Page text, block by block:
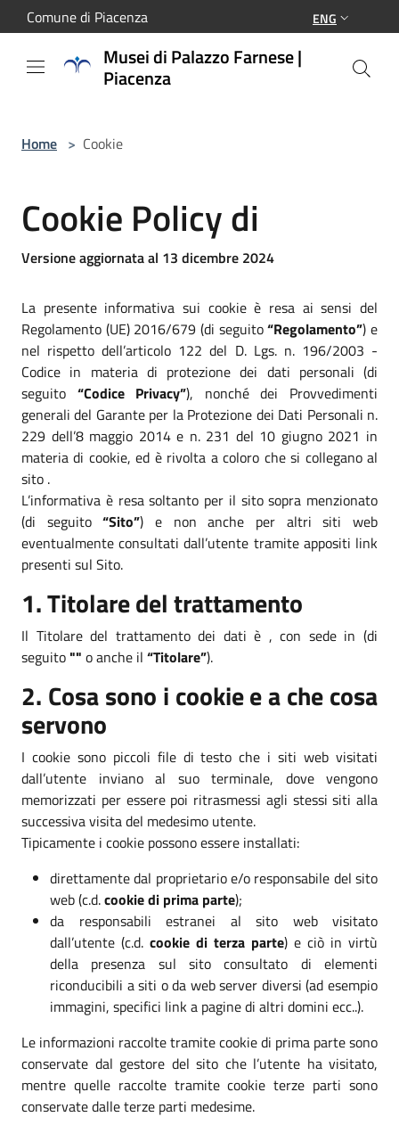
Salta al contenuto principale
Comune di Piacenza ENG
Musei di Palazzo Farnese |
Piacenza
Home > Cookie
Cookie Policy di
Versione aggiornata al 13 dicembre 2024
La presente informativa sui cookie è resa ai sensi del
Regolamento (UE) 2016/679 (di seguito“Regolamento”) e
nel rispetto dell’articolo 122 del D. Lgs. n. 196/2003 -
Codice in materia di protezione dei dati personali (di
seguito “Codice Privacy”), nonché dei Provvedimenti
generali del Garante per la Protezione dei Dati Personali n.
229 dell’8 maggio 2014 e n. 231 del 10 giugno 2021 in
materia di cookie, ed è rivolta a coloro che si collegano al
sito .
L’informativa è resa soltanto per il sito sopra menzionato
(di seguito“Sito”) e non anche per altri siti web
eventualmente consultati dall’utente tramite appositi link
presenti sul Sito.
1. Titolare del trattamento
Il Titolare del trattamento dei dati è , con sede in (di
seguito"" o anche il “Titolare”).
2. Cosa sono i cookie e a che cosa
servono
I cookie sono piccoli file di testo che i siti web visitati
dall’utente inviano al suo terminale, dove vengono
memorizzati per essere poi ritrasmessi agli stessi siti alla
successiva visita del medesimo utente.
Tipicamente i cookie possono essere installati:
direttamente dal proprietario e/o responsabile del sito
web (c.d.cookie di prima parte);
da responsabili estranei al sito web visitato
dall’utente (c.d. cookie di terza parte) e ciò in virtù
della presenza sul sito consultato di elementi
riconducibili a siti o da web server diversi (ad esempio
immagini, specifici link a pagine di altri domini ecc..).
Le informazioni raccolte tramite cookie di prima parte sono
conservate dal gestore del sito che l’utente ha visitato,
mentre quelle raccolte tramite cookie terze parti sono
conservate dalle terze parti medesime.